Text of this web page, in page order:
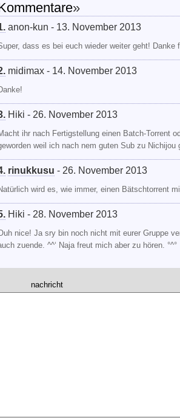
»
anon-kun - 13. November 2013
dass es bei euch wieder weiter geht! Danke
midimax - 14. November 2013
Hiki - 26. November 2013
ihr nach Fertigstellung einen Batch-Torrent
weil ich nach nem guten Sub zu Nichijou
rinukkusu - 26. November 2013
wird es, wie immer, einen Bätschtorrent
Hiki - 28. November 2013
nice! Ja sry bin noch nicht mit eurer Gruppe
zuende. ^^‘ Naja freut mich aber zu hören. °^°
nachricht